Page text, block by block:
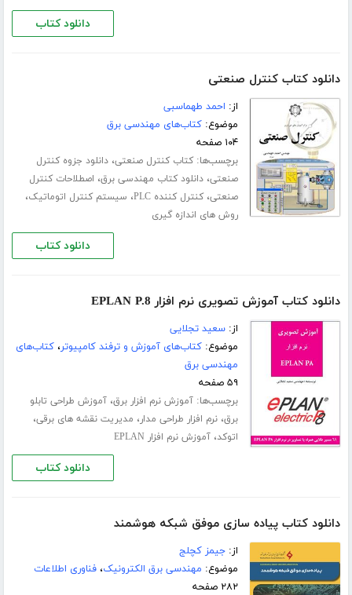
دانلود کتاب
دانلود کتاب کنترل صنعتی
از: احمد طهماسبی
موضوع:کتاب‌های مهندسی برق
۱۰۴ صفحه
برچسب‌ها:کتاب کنترل صنعتی،دانلود جزوه کنترل
صنعتی،دانلود کتاب مهندسی برق، اصطلاحات کنترل
صنعتی،کنترل کننده PLC ، سیستم کنترل اتوماتیک،
روش های اندازه گیری
دانلود کتاب
دانلود کتاب آموزش تصویری نرم افزار EPLAN P.8
از:سعید تجلایی
موضوع:کتاب‌های آموزش و ترفند کامپیوتر،کتاب‌های
مهندسی برق
۵۹ صفحه
برچسب‌ها:آموزش نرم افزار برق،آموزش طراحی تابلو
برق،نرم افزار طراحی مدار، مدیریت نقشه های برقی،
اتوکد،آموزش نرم افزار EPLAN
دانلود کتاب
دانلود کتاب پیاده سازی موفق شبکه هوشمند
از:جیمز کچلج
موضوع: مهندسی برق الکترونیک،فناوری اطلاعات
۲۸۲ صفحه